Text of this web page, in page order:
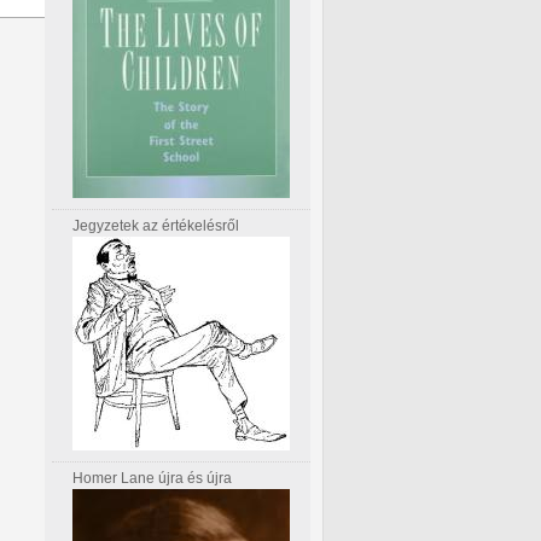
Jegyzetek az értékelésről
Homer Lane újra és újra